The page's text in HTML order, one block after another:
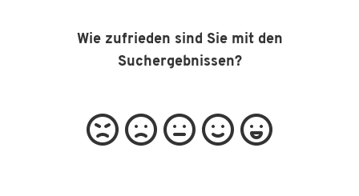
Wie zufrieden sind Sie mit den
Suchergebnissen?